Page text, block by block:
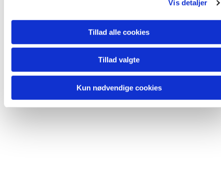
Vis detaljer
Tillad alle cookies
Tillad valgte
Kun nødvendige cookies